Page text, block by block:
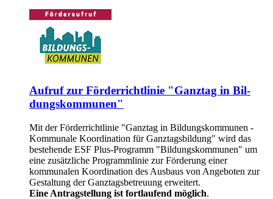
Auf­ruf zur För­der­richt­li­nie "Ganz­tag in Bil­
dungs­kom­mu­nen"
Mit der Förderrichtlinie "Ganztag in Bildungskommunen -
Kommunale Koordination für Ganztagsbildung" wird das
bestehende ESF Plus-Programm "Bildungskommunen" um
eine zusätzliche Programmlinie zur Förderung einer
kommunalen Koordination des Ausbaus von Angeboten zur
Gestaltung der Ganztagsbetreuung erweitert.
Eine Antragstellung ist fortlaufend möglich.